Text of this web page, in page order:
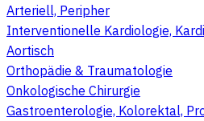
Arteriell, Peripher
Interventionelle Kardiologie,
Aortisch
Orthopädie & Traumatologie
Onkologische Chirurgie
Gastroenterologie, Kolorektal,